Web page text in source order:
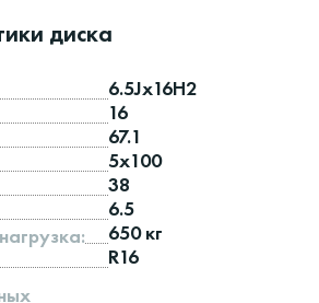
диска
6.5Jx16H2
16
67.1
5x100
38
6.5
650 кг
R16